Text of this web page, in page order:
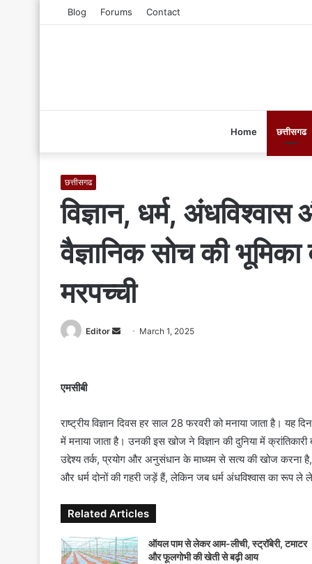
Blog Forums Contact
Home छत्तीसगढ
छत्तीसगढ
विज्ञान, धर्म,
वैज्ञानिक सोच की
मरपच्ची
Editor
m
a
March 1, 2025
एमसीबी
राष्ट्रीय विज्ञान दिवस हर साल 28 फरवरी को मनाया जाता है। यह
में मनाया जाता है। उनकी इस खोज ने विज्ञान की दुनिया में
उद्देश्य तर्क, प्रयोग और अनुसंधान के माध्यम से सत्य की खोज करना है,
और धर्म दोनों की गहरी जड़ें हैं, लेकिन जब धर्म अंधविश्वास का रूप ले
Related Articles
ऑयल पाम से लेकर आम-लीची, स्ट्रॉबेरी, टमाटर
और फूलगोभी की खेती से बढ़ी आय